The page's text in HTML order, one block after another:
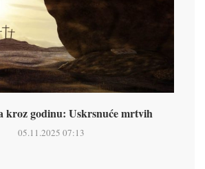
kroz godinu: Uskrsnuće mrtvih
05.11.2025 07:13